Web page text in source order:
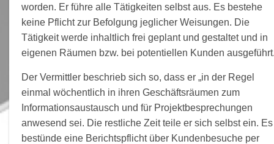
worden. Er führe alle Tätigkeiten selbst aus. Es bestehe
keine Pflicht zur Befolgung jeglicher Weisungen. Die
Tätigkeit werde inhaltlich frei geplant und gestaltet und in
eigenen Räumen bzw. bei potentiellen Kunden
Der Vermittler beschrieb sich so, dass er „in der Regel
einmal wöchentlich in ihren Geschäftsräumen zum
Informationsaustausch und für Projektbesprechungen
anwesend sei. Die restliche Zeit teile er sich selbst ein. Es
bestünde eine Berichtspflicht über Kundenbesuche per